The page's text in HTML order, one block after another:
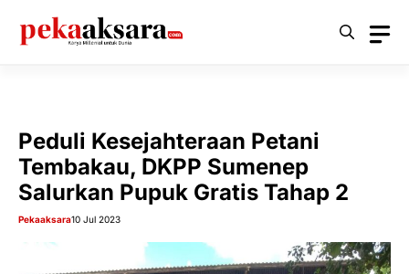
Peduli Kesejahteraan Petani
Tembakau, DKPP Sumenep
Salurkan Pupuk Gratis Tahap 2
Pekaaksara10 Jul 2023